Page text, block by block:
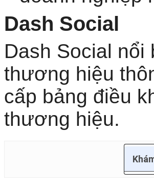
Dash Social
Dash Social nổi
thương hiệu
cấp bảng điều
thương hiệu.